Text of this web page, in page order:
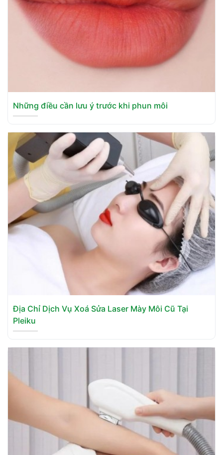
Những điều cần lưu ý trước khi phun môi
Địa Chỉ Dịch Vụ Xoá Sửa Laser Mày Môi Cũ Tại
Pleiku